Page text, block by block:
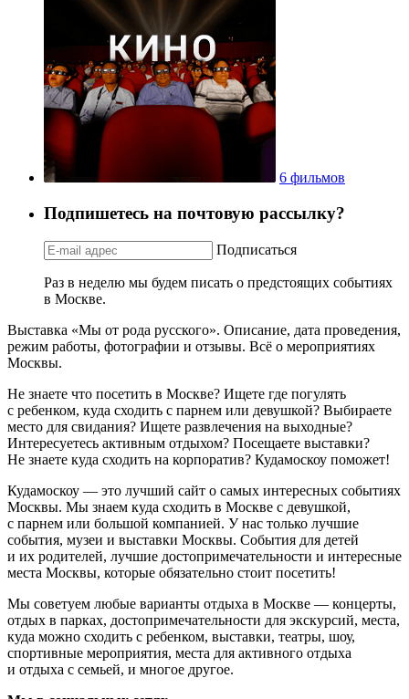
6 фильмов
Подпишетесь на почтовую рассылку?
Подписаться
Раз в неделю мы будем писать о предстоящих событиях
в Москве.
Выставка «Мы от рода русского». Описание, дата проведения,
режим работы, фотографии и отзывы. Всё о мероприятиях
Москвы.
Не знаете что посетить в Москве? Ищете где погулять
с ребенком, куда сходить с парнем или девушкой? Выбираете
место для свидания? Ищете развлечения на выходные?
Интересуетесь активным отдыхом? Посещаете выставки?
Не знаете куда сходить на корпоратив? Кудамоскоу поможет!
Кудамоскоу — это лучший сайт о самых интересных событиях
Москвы. Мы знаем куда сходить в Москве с девушкой,
с парнем или большой компанией. У нас только лучшие
события, музеи и выставки Москвы. События для детей
и их родителей, лучшие достопримечательности и интересные
места Москвы, которые обязательно стоит посетить!
Мы советуем любые варианты отдыха в Москве — концерты,
отдых в парках, достопримечательности для экскурсий, места,
куда можно сходить с ребенком, выставки, театры, шоу,
спортивные мероприятия, места для активного отдыха
и отдыха с семьей, и многое другое.